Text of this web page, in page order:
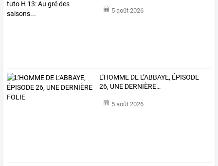
5 août 2026
L’HOMME DE L’ABBAYE, ÉPISODE
26, UNE DERNIÈRE…
5 août 2026